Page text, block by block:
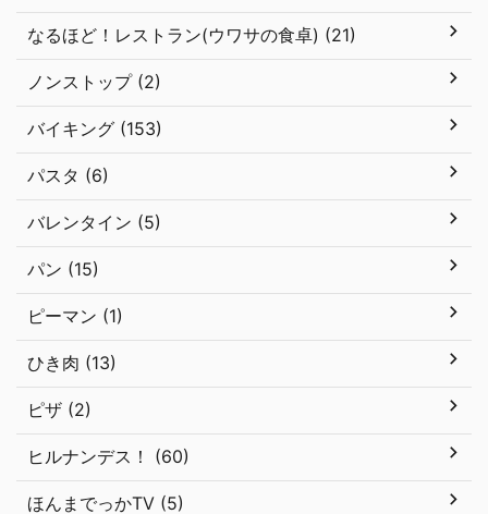
なるほど！レストラン(ウワサの食卓) (21)
ノンストップ (2)
バイキング (153)
パスタ (6)
バレンタイン (5)
パン (15)
ピーマン (1)
ひき肉 (13)
ピザ (2)
ヒルナンデス！ (60)
ほんまでっかTV (5)